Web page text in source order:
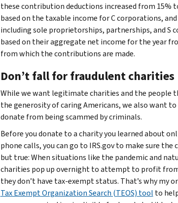
these contribution deductions increased from 15%
based on the taxable income for C corporations,
including sole proprietorships, partnerships, and S
based on their aggregate net income for the year
from which the contributions are made.
Don’t fall for fraudulent charities
While we want legitimate charities and the people
the generosity of caring Americans, we also want
donate from being scammed by criminals.
Before you donate to a charity you learned about
phone calls, you can go to IRS.gov to make sure the
but true: When situations like the pandemic and
charities pop up overnight to attempt to profit from
they don’t have tax-exempt status. That’s why my
Tax Exempt Organization Search (TEOS) tool to